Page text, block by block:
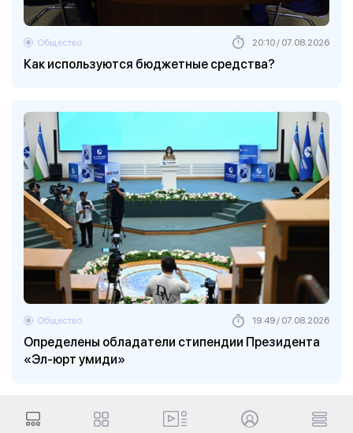
Как используются бюджетные средства?
Общество 20:10 / 07.08.2026
Определены обладатели стипендии Президента
«Эл-юрт умиди»
Общество 19:49 / 07.08.2026